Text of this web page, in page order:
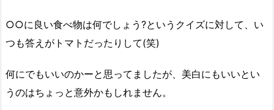
○○に良い食べ物は何でしょう?というクイズに対して、い
つも答えがトマトだったりして(笑)
何にでもいいのかーと思ってましたが、美白にもいいとい
うのはちょっと意外かもしれません。